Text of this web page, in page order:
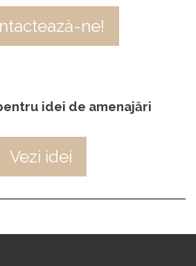
ne!
idei de amenajări
Vezi idei